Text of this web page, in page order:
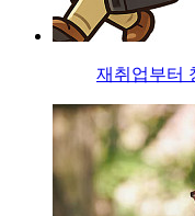
재취업부터